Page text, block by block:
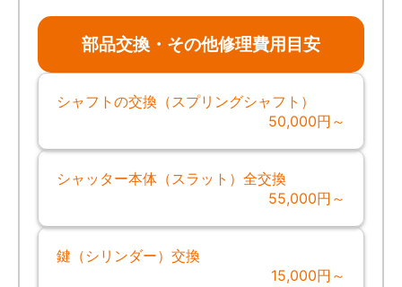
部品交換・その他修理費用目安
シャフトの交換（スプリングシャフト）
50,000円～
シャッター本体（スラット）全交換
55,000円～
鍵（シリンダー）交換
15,000円～